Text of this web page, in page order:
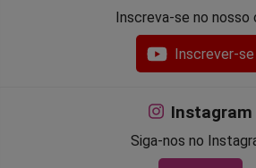
Inscreva-se no nosso
Inscrever-se
Instagram
Siga-nos no